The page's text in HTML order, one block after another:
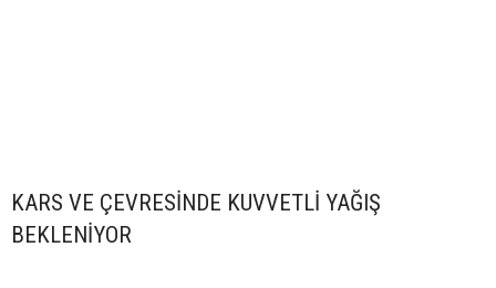
KARS VE ÇEVRESİNDE KUVVETLİ YAĞIŞ
BEKLENİYOR